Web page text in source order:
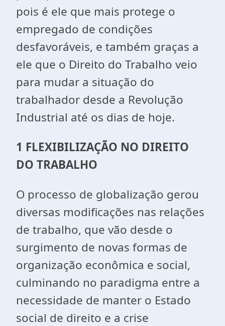
pois é ele que mais protege o
empregado de condições
desfavoráveis, e também graças a
ele que o Direito do Trabalho veio
para mudar a situação do
trabalhador desde a Revolução
Industrial até os dias de hoje.
1 FLEXIBILIZAÇÃO NO DIREITO
DO TRABALHO
O processo de globalização gerou
diversas modificações nas relações
de trabalho, que vão desde o
surgimento de novas formas de
organização econômica e social,
culminando no paradigma entre a
necessidade de manter o Estado
social de direito e a crise